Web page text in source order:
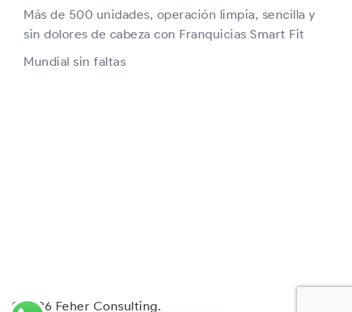
Más de 500 unidades, operación limpia, sencilla y
sin dolores de cabeza con Franquicias Smart Fit
Mundial sin faltas
© 2026 Feher Consulting.